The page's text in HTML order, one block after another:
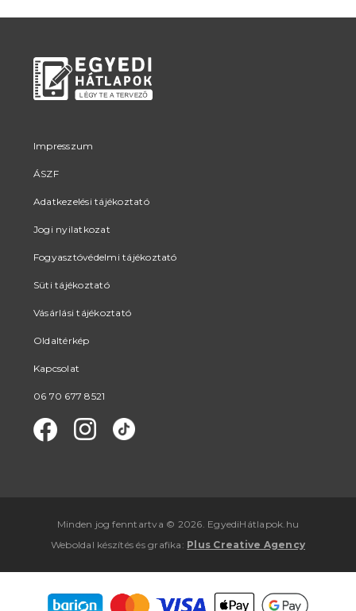
Impresszum
ÁSZF
Adatkezelési tájékoztató
Jogi nyilatkozat
Fogyasztóvédelmi tájékoztató
Süti tájékoztató
Vásárlási tájékoztató
Oldaltérkép
Kapcsolat
06 70 677 8521
Minden jog fenntartva © 2026. EgyediHátlapok.hu
Weboldal készítés ésgrafika : Plus Creative Agency